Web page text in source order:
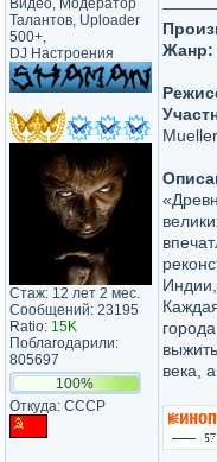
Видео, Модератор
Талантов, Uploader
500+,
DJ Настроения
Стаж: 12 лет 2 мес.
Сообщений: 23195
Ratio: 15K
Поблагодарили:
805697
100%
Откуда: CCCP
Жанр:
Mueller
века,